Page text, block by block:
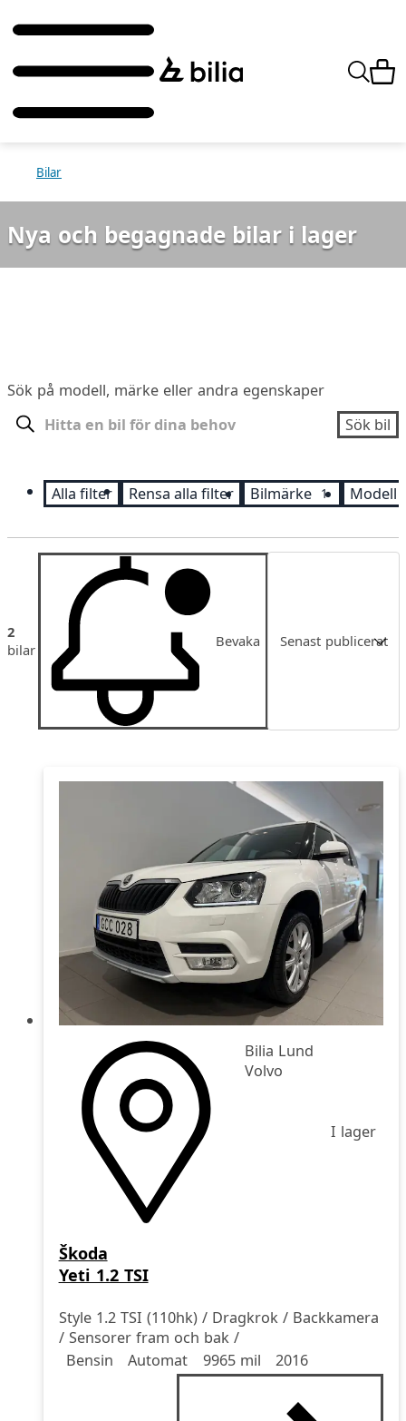
Bilar
Nya och begagnade bilar i lager
Sök på modell, märke eller andra egenskaper
Sök bil
Alla filter Rensa alla filter Bilmärke 1 Modell
2
bilar
Bevaka Senast publicerat
Pris
Pris fallande
Bilia Lund
Volvo
I lager
Škoda
Yeti 1.2 TSI
Style 1.2 TSI (110hk) / Dragkrok / Backkamera
/ Sensorer fram och bak /
Drivmedel
Bensin
Drivmedel Automat
Miltal 9965 mil
årsmodell 2016